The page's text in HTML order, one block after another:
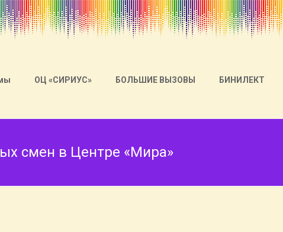
ОЦ «СИРИУС» БОЛЬШИЕ ВЫЗОВЫ БИНИЛЕКТ
смен в Центре «Мира»